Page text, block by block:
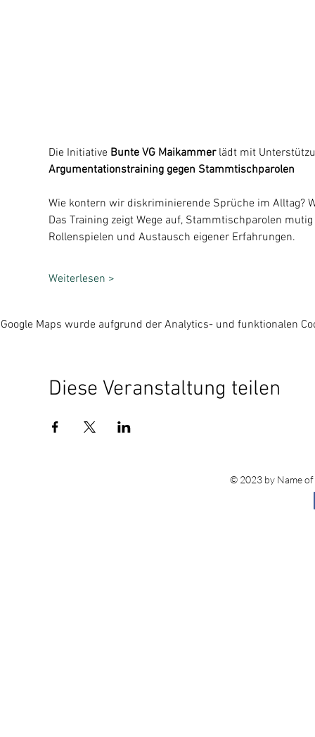
Die Initiative Bunte VG Maikammer lädt mit
Argumentationstraining gegen Stammtischparolen
Wie kontern wir diskriminierende Sprüche im Alltag?
Das Training zeigt Wege auf, Stammtischparolen
Rollenspielen und Austausch eigener Erfahrungen.
Weiterlesen >
Google Maps wurde aufgrund der Analytics- und funktionalen
Diese Veranstaltung teilen
© 2023 by Name